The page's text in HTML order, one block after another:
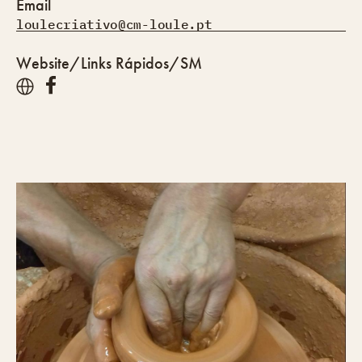
Email
loulecriativo@cm-loule.pt
Website/Links Rápidos/SM